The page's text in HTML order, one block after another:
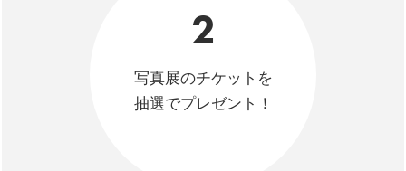
2
写真展のチケットを
抽選でプレゼント！